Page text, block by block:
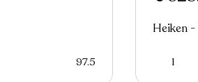
97.5
Heiken
1